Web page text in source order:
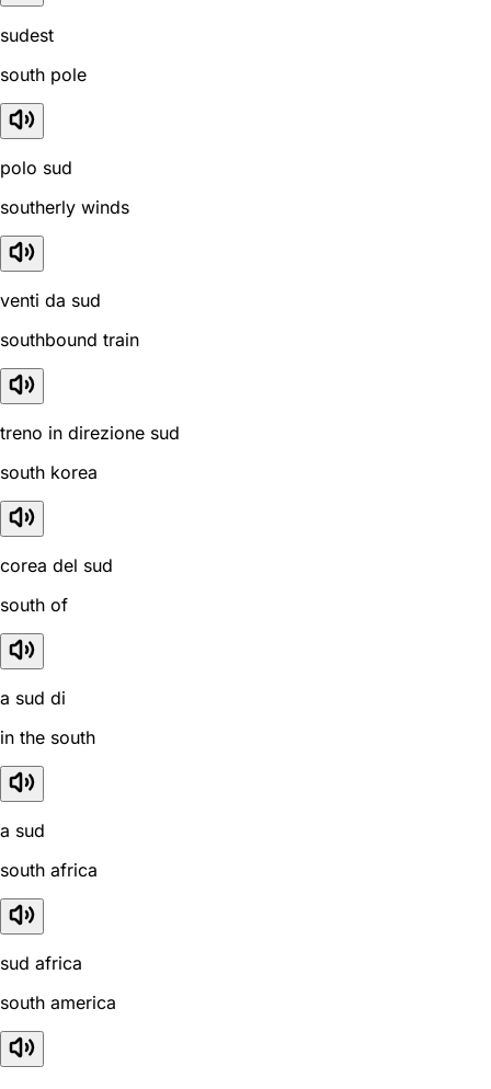
sudest
south pole
polo sud
southerly winds
venti da sud
southbound train
treno in direzione sud
south korea
corea del sud
south of
a sud di
in the south
a sud
south africa
sud africa
south america